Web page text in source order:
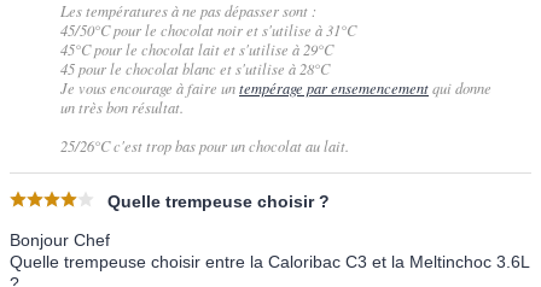
Les températures à ne pas dépasser sont :
45/50°C pour le chocolat noir et s'utilise à 31°C
45°C pour le chocolat lait et s'utilise à 29°C
45 pour le chocolat blanc et s'utilise à 28°C
Je vous encourage à faire untempérage par ensemencementqui donne
un très bon résultat.
25/26°C c'est trop bas pour un chocolat au lait.
Quelle trempeuse choisir ?
Bonjour Chef
Quelle trempeuse choisir entre la Caloribac C3 et la Meltinchoc 3.6L